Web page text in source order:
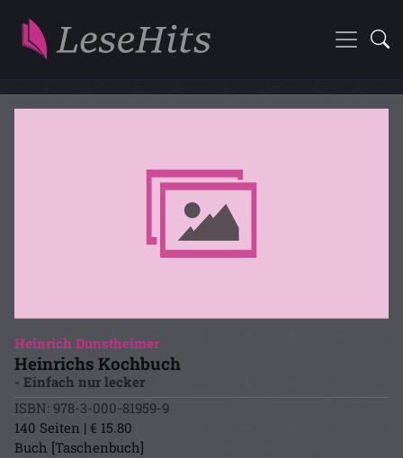
Heinrich Dunstheimer
Heinrichs Kochbuch
- Einfach nur lecker
ISBN: 978-3-000-81959-9
140 Seiten | € 15.80
Buch [Taschenbuch]